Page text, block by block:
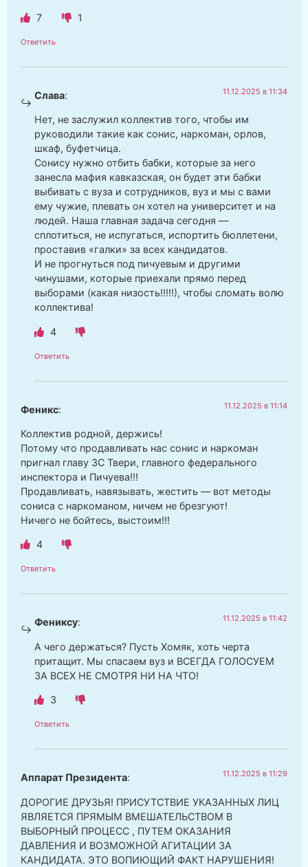
7 1
Ответить
Слава: 11.12.2025 в 11:34
Нет, не заслужил коллектив того, чтобы им
руководили такие как сонис, наркоман, орлов,
шкаф, буфетчица.
Сонису нужно отбить бабки, которые за него
занесла мафия кавказская, он будет эти бабки
выбивать с вуза и сотрудников, вуз и мы с вами
ему чужие, плевать он хотел на университет и на
людей. Наша главная задача сегодня —
сплотиться, не испугаться, испортить бюллетени,
проставив «галки» за всех кандидатов.
И не прогнуться под пичуевым и другими
чинушами, которые приехали прямо перед
выборами (какая низость!!!!!), чтобы сломать волю
коллектива!
4
Ответить
Феникс: 11.12.2025 в 11:14
Коллектив родной, держись!
Потому что продавливать нас сонис и наркоман
пригнал главу ЗС Твери, главного федерального
инспектора и Пичуева!!!
Продавливать, навязывать, жестить — вот методы
сониса с наркоманом, ничем не брезгуют!
Ничего не бойтесь, выстоим!!!
4
Ответить
Фениксу: 11.12.2025 в 11:42
А чего держаться? Пусть Хомяк, хоть черта
притащит. Мы спасаем вуз и ВСЕГДА ГОЛОСУЕМ
ЗА ВСЕХ НЕ СМОТРЯ НИ НА ЧТО!
3
Ответить
Аппарат Президента: 11.12.2025 в 11:29
ДОРОГИЕ ДРУЗЬЯ! ПРИСУТСТВИЕ УКАЗАННЫХ ЛИЦ
ЯВЛЯЕТСЯ ПРЯМЫМ ВМЕШАТЕЛЬСТВОМ В
ВЫБОРНЫЙ ПРОЦЕСС , ПУТЕМ ОКАЗАНИЯ
ДАВЛЕНИЯ И ВОЗМОЖНОЙ АГИТАЦИИ ЗА
КАНДИДАТА. ЭТО ВОПИЮЩИЙ ФАКТ НАРУШЕНИЯ!